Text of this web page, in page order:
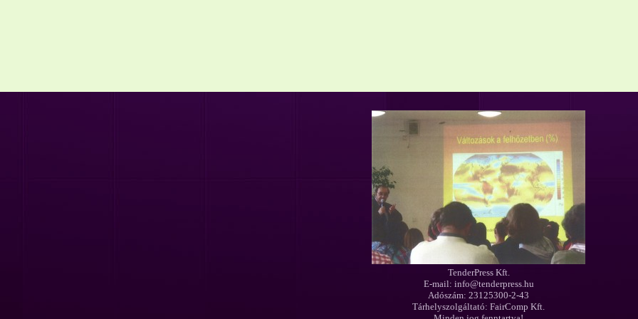
TenderPress Kft.
E-mail: info@tenderpress.hu
Adószám: 23125300-2-43
Tárhelyszolgáltató: FairComp Kft.